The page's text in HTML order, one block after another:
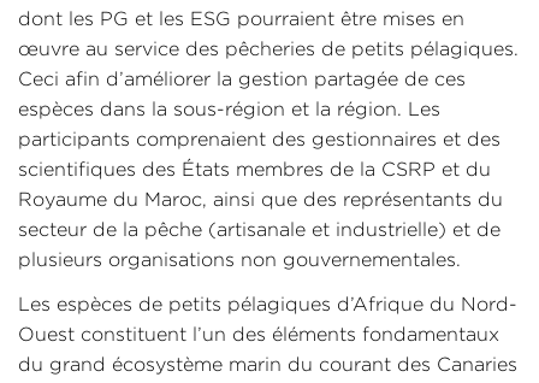
dont les PG et les ESG pourraient être mises en
œuvre au service des pêcheries de petits pélagiques.
Ceci afin d’améliorer la gestion partagée de ces
espèces dans la sous-région et la région. Les
participants comprenaient des gestionnaires et des
scientifiques des États membres de la CSRP et du
Royaume du Maroc, ainsi que des représentants du
secteur de la pêche (artisanale et industrielle) et de
plusieurs organisations non gouvernementales.
Les espèces de petits pélagiques d’Afrique du Nord-
Ouest constituent l’un des éléments fondamentaux
du grand écosystème marin du courant des Canaries